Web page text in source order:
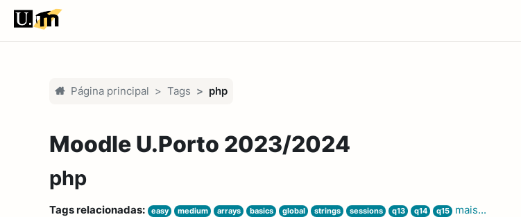
Ir para o conteúdo principal
Página principal Tags php
Moodle U.Porto 2023/2024
php
Tags relacionadas: easy medium arrays basics global strings sessions q13 q14 q15
mais...